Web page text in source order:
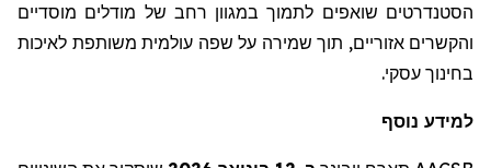
הסטנדרטים שואפים לתמוך במגוון רחב של מודלים מוסדיים
והקשרים אזוריים, תוך שמירה על שפה עולמית משותפת לאיכות
בחינוך עסקי.
למידע נוסף